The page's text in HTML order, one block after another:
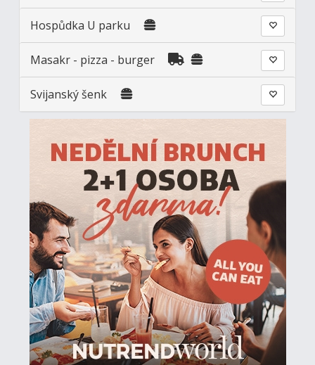
Hospůdka U parku
Masakr - pizza - burger
Svijanský šenk